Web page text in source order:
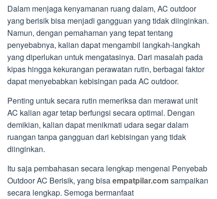
Dalam menjaga kenyamanan ruang dalam, AC outdoor
yang berisik bisa menjadi gangguan yang tidak diinginkan.
Namun, dengan pemahaman yang tepat tentang
penyebabnya, kalian dapat mengambil langkah-langkah
yang diperlukan untuk mengatasinya. Dari masalah pada
kipas hingga kekurangan perawatan rutin, berbagai faktor
dapat menyebabkan kebisingan pada AC outdoor.
Penting untuk secara rutin memeriksa dan merawat unit
AC kalian agar tetap berfungsi secara optimal. Dengan
demikian, kalian dapat menikmati udara segar dalam
ruangan tanpa gangguan dari kebisingan yang tidak
diinginkan.
Itu saja pembahasan secara lengkap mengenai Penyebab
Outdoor AC Berisik, yang bisaempatpilar.comsampaikan
secara lengkap. Semoga bermanfaat